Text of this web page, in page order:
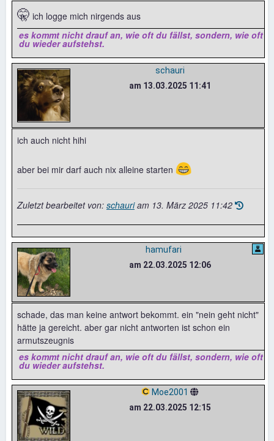
🤫 ich logge mich nirgends aus
es kommt nicht drauf an, wie oft du fällst, sondern, wie oft
du wieder aufstehst.
schauri
am 13.03.2025 11:41
ich auch nicht hihi
aber bei mir darf auch nix alleine starten 😁
Zuletzt bearbeitet von: schauriam 13. März 2025 11:42
hamufari
am 22.03.2025 12:06
schade, das man keine antwort bekommt. ein "nein geht nicht"
hätte ja gereicht. aber gar nicht antworten ist schon ein
armutszeugnis
es kommt nicht drauf an, wie oft du fällst, sondern, wie oft
du wieder aufstehst.
Moe2001
am 22.03.2025 12:15